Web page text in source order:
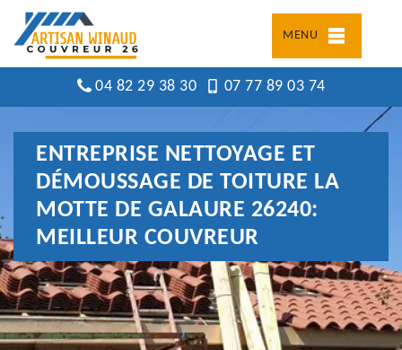
MENU
04 82 29 38 30 07 77 89 03 74
ENTREPRISE NETTOYAGE ET
DÉMOUSSAGE DE TOITURE LA
MOTTE DE GALAURE 26240:
MEILLEUR COUVREUR